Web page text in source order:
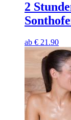
2
ab € 21.90